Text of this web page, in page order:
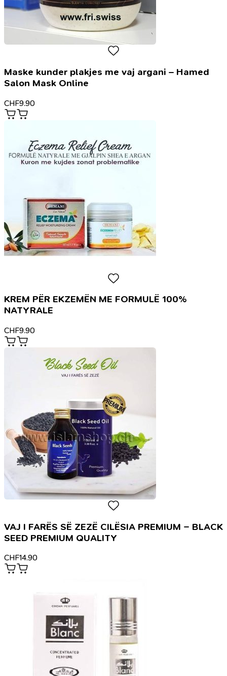
Maske kunder plakjes me vaj argani – Hamed
Salon Mask Online
CHF9.90
KREM PËR EKZEMËN ME FORMULË 100%
NATYRALE
CHF9.90
VAJ I FARËS SË ZEZË CILËSIA PREMIUM – BLACK
SEED PREMIUM QUALITY
CHF14.90